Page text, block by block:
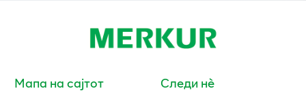
Мапа на сајтот Следи нè